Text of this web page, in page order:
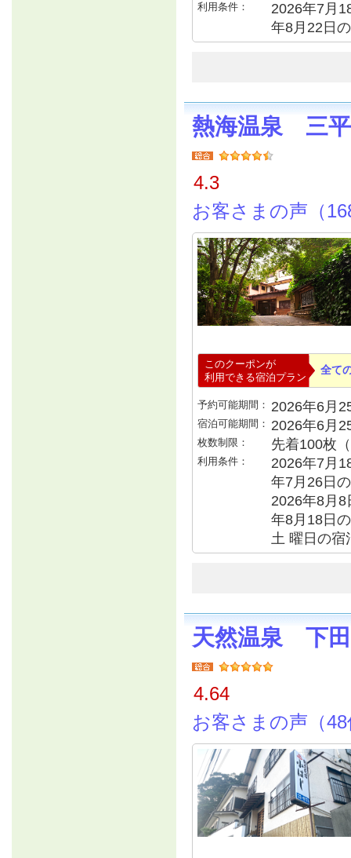
利用条件：
2026年7月
年8月22日
熱海温泉 三
4.3
お客さまの声（
このクーポンが
利用できる宿泊プラン
全て
予約可能期間： 2026年6月
宿泊可能期間： 2026年6月
枚数制限： 先着100枚
利用条件：
2026年7月
年7月26日
2026年8月
年8月18日
土 曜日の宿
天然温泉 下
4.64
お客さまの声（